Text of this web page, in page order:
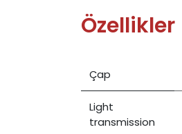
Özellikler
Çap
Light
transmission